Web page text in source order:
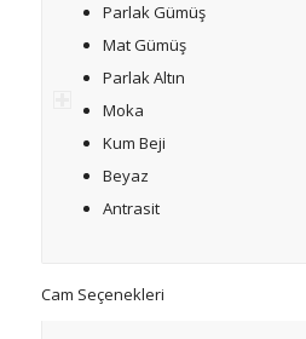
Parlak Gümüş
Mat Gümüş
Parlak Altın
Moka
Kum Beji
Beyaz
Antrasit
Cam Seçenekleri